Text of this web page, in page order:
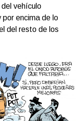
vehículo
por encima de lo
del resto de los